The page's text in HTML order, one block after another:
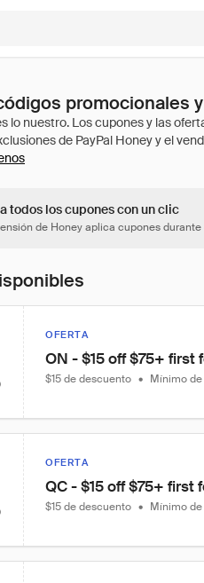
promocionales
todos los cupones con un clic
de Honey aplica cupones
OFERTA
ON - $15 off $75+ first
$15 de descuento • Mínimo de
OFERTA
QC - $15 off $75+ first
$15 de descuento • Mínimo de